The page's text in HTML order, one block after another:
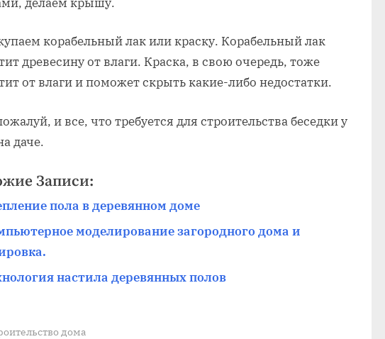
корабельный лак или краску. Корабельный лак
древесину от влаги. Краска, в свою очередь, тоже
от влаги и поможет скрыть какие-либо недостатки.
и все, что требуется для строительства беседки у
даче.
Записи:
пола в деревянном доме
моделирование загородного дома и
настила деревянных полов
дома